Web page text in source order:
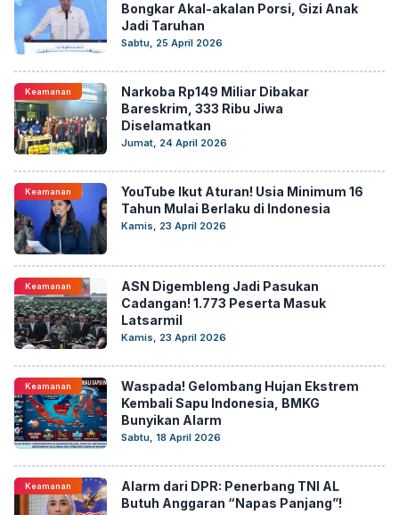
Bongkar Akal-akalan Porsi, Gizi Anak
Jadi Taruhan
Sabtu, 25 April 2026
Keamanan
Narkoba Rp149 Miliar Dibakar
Bareskrim, 333 Ribu Jiwa
Diselamatkan
Jumat, 24 April 2026
Keamanan
YouTube Ikut Aturan! Usia Minimum 16
Tahun Mulai Berlaku di Indonesia
Kamis, 23 April 2026
Keamanan
ASN Digembleng Jadi Pasukan
Cadangan! 1.773 Peserta Masuk
Latsarmil
Kamis, 23 April 2026
Keamanan
Waspada! Gelombang Hujan Ekstrem
Kembali Sapu Indonesia, BMKG
Bunyikan Alarm
Sabtu, 18 April 2026
Keamanan
Alarm dari DPR: Penerbang TNI AL
Butuh Anggaran “Napas Panjang”!